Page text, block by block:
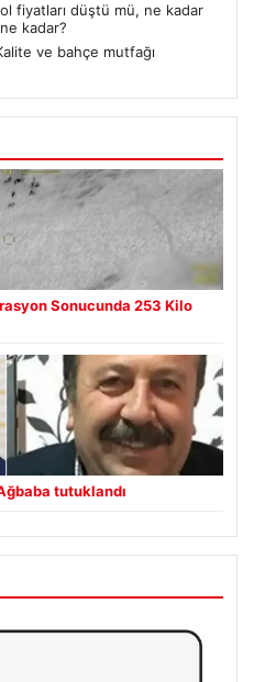
fiyatları düştü mü, ne kadar
kadar?
ve bahçe mutfağı
Sonucunda 253 Kilo
tutuklandı